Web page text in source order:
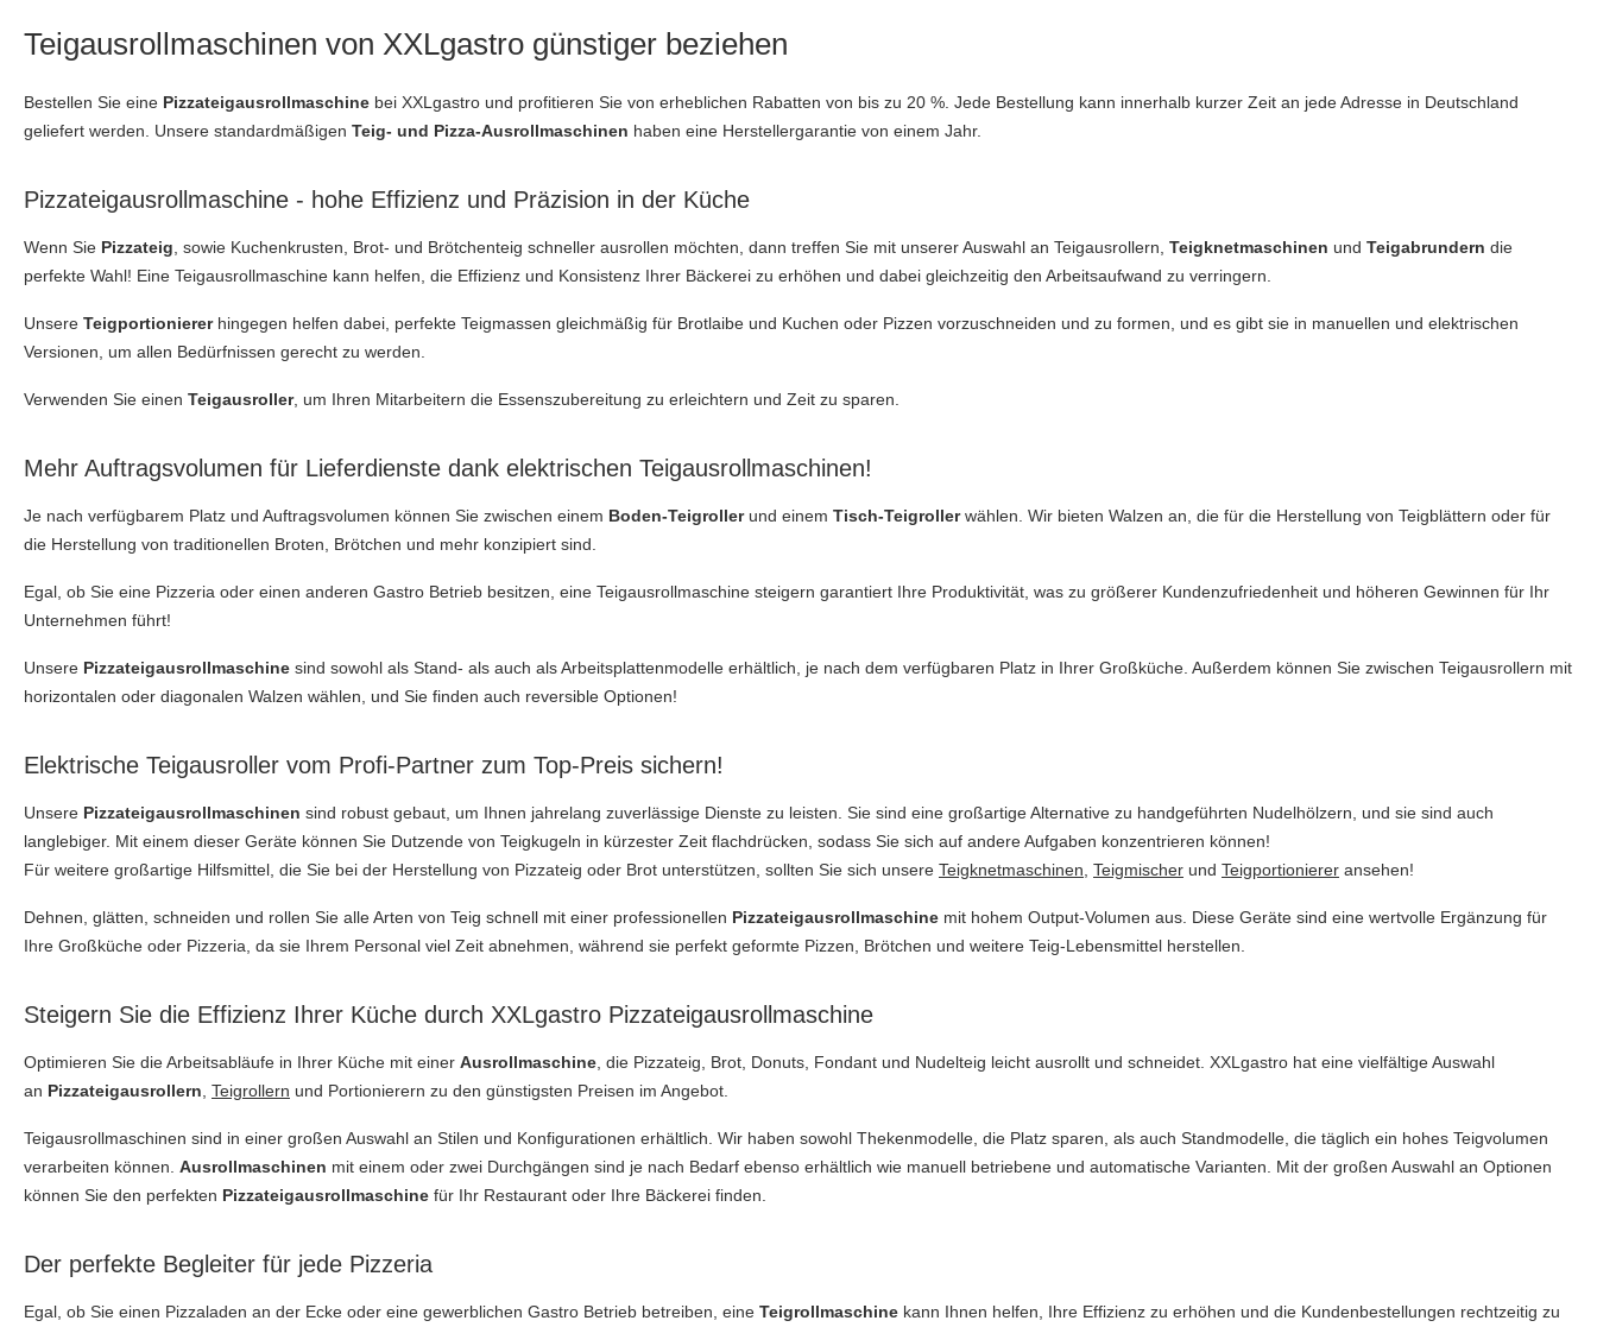
Teigausrollmaschinen von XXLgastro günstiger beziehen
Bestellen Sie eine Pizzateigausrollmaschine bei XXLgastro und profitieren Sie von erheblichen Rabatten von bis zu 20 %. Jede Bestellung kann innerhalb kurzer Zeit an jede Adresse in Deutschland
geliefert werden. Unsere standardmäßigen Teig- und Pizza-Ausrollmaschinen haben eine Herstellergarantie von einem Jahr.
Pizzateigausrollmaschine - hohe Effizienz und Präzision in der Küche
Wenn Sie Pizzateig, sowie Kuchenkrusten, Brot- und Brötchenteig schneller ausrollen möchten, dann treffen Sie mit unserer Auswahl an Teigausrollern, Teigknetmaschinen und Teigabrundern die
perfekte Wahl! Eine Teigausrollmaschine kann helfen, die Effizienz und Konsistenz Ihrer Bäckerei zu erhöhen und dabei gleichzeitig den Arbeitsaufwand zu verringern.
Unsere Teigportioniererhingegen helfen dabei, perfekte Teigmassen gleichmäßig für Brotlaibe und Kuchen oder Pizzen vorzuschneiden und zu formen, und es gibt sie in manuellen und elektrischen
Versionen, um allen Bedürfnissen gerecht zu werden.
Verwenden Sie einen Teigausroller, um Ihren Mitarbeitern die Essenszubereitung zu erleichtern und Zeit zu sparen.
Mehr Auftragsvolumen für Lieferdienste dank elektrischen Teigausrollmaschinen!
Je nach verfügbarem Platz und Auftragsvolumen können Sie zwischen einem Boden-Teigrollerund einem Tisch-Teigrollerwählen. Wir bieten Walzen an, die für die Herstellung von Teigblättern oder für
die Herstellung von traditionellen Broten, Brötchen und mehr konzipiert sind.
Egal, ob Sie eine Pizzeria oder einen anderen Gastro Betrieb besitzen, eine Teigausrollmaschine steigern garantiert Ihre Produktivität, was zu größerer Kundenzufriedenheit und höheren Gewinnen für Ihr
Unternehmen führt!
Unsere Pizzateigausrollmaschine sind sowohl als Stand- als auch als Arbeitsplattenmodelle erhältlich, je nach dem verfügbaren Platz in Ihrer Großküche. Außerdem können Sie zwischen Teigausrollern mit
horizontalen oder diagonalen Walzen wählen, und Sie finden auch reversible Optionen!
Elektrische Teigausroller vom Profi-Partner zum Top-Preis sichern!
Unsere Pizzateigausrollmaschinen sind robust gebaut, um Ihnen jahrelang zuverlässige Dienste zu leisten. Sie sind eine großartige Alternative zu handgeführten Nudelhölzern, und sie sind auch
langlebiger. Mit einem dieser Geräte können Sie Dutzende von Teigkugeln in kürzester Zeit flachdrücken, sodass Sie sich auf andere Aufgaben konzentrieren können!
Für weitere großartige Hilfsmittel, die Sie bei der Herstellung von Pizzateig oder Brot unterstützen, sollten Sie sich unsere Teigknetmaschinen, Teigmischer und Teigportionierer ansehen!
Dehnen, glätten, schneiden und rollen Sie alle Arten von Teig schnell mit einer professionellen Pizzateigausrollmaschine mit hohem Output-Volumen aus. Diese Geräte sind eine wertvolle Ergänzung für
Ihre Großküche oder Pizzeria, da sie Ihrem Personal viel Zeit abnehmen, während sie perfekt geformte Pizzen, Brötchen und weitere Teig-Lebensmittel herstellen.
Steigern Sie die Effizienz Ihrer Küche durch XXLgastro Pizzateigausrollmaschine
Optimieren Sie die Arbeitsabläufe in Ihrer Küche mit einer Ausrollmaschine, die Pizzateig, Brot, Donuts, Fondant und Nudelteig leicht ausrollt und schneidet. XXLgastro hat eine vielfältige Auswahl
an Pizzateigausrollern, Teigrollern und Portionierern zu den günstigsten Preisen im Angebot.
Teigausrollmaschinen sind in einer großen Auswahl an Stilen und Konfigurationen erhältlich. Wir haben sowohl Thekenmodelle, die Platz sparen, als auch Standmodelle, die täglich ein hohes Teigvolumen
verarbeiten können. Ausrollmaschinen mit einem oder zwei Durchgängen sind je nach Bedarf ebenso erhältlich wie manuell betriebene und automatische Varianten. Mit der großen Auswahl an Optionen
können Sie den perfekten Pizzateigausrollmaschine für Ihr Restaurant oder Ihre Bäckerei finden.
Der perfekte Begleiter für jede Pizzeria
Egal, ob Sie einen Pizzaladen an der Ecke oder eine gewerblichen Gastro Betrieb betreiben, eine Teigrollmaschine kann Ihnen helfen, Ihre Effizienz zu erhöhen und die Kundenbestellungen rechtzeitig zu